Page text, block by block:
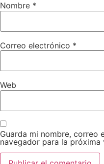
Nombre *
Correo electrónico *
Web
Guarda mi nombre, correo
navegador para la próxima